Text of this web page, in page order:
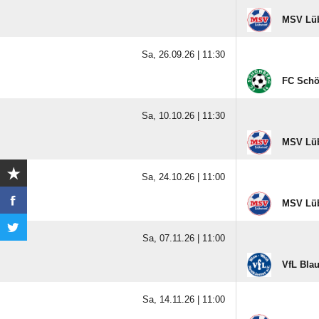
MSV
Sa, 26.09.26 | 11:30
FC
Sa, 10.10.26 | 11:30
MSV
Sa, 24.10.26 | 11:00
MSV
Sa, 07.11.26 | 11:00
VfL
Sa, 14.11.26 | 11:00